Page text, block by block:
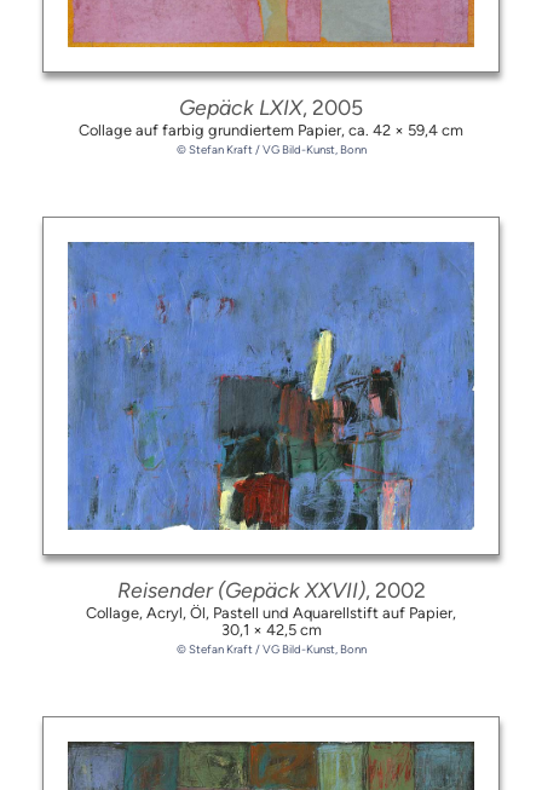
Gepäck LXIX, 2005
Collage auf farbig grundiertem Papier, ca. 42 × 59,4 cm
© Stefan Kraft / VG Bild-Kunst, Bonn
Reisender (Gepäck XXVII), 2002
Collage, Acryl, Öl, Pastell und Aquarellstift auf Papier,
30,1 × 42,5 cm
© Stefan Kraft / VG Bild-Kunst, Bonn